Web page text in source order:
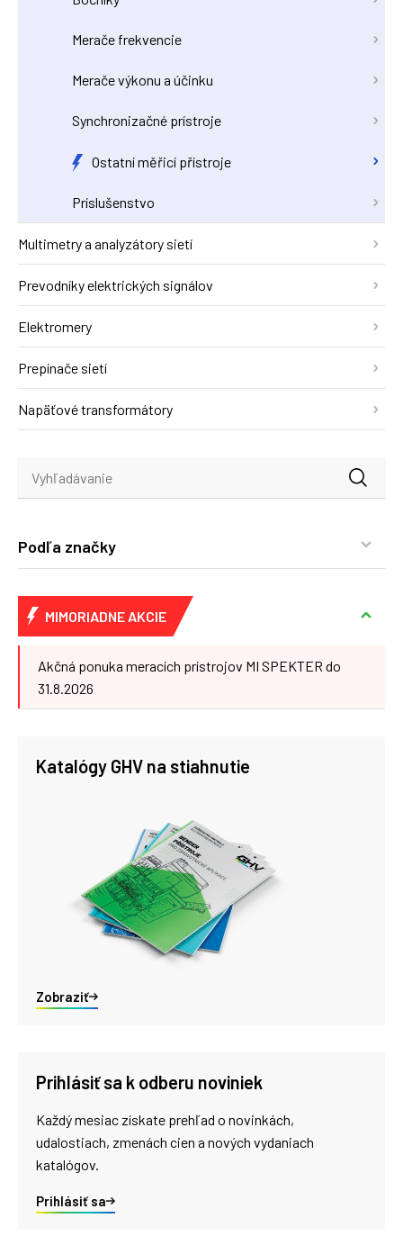
Merače frekvencie
Merače výkonu a účinku
Synchronizačné prístroje
Ostatní měřicí přístroje
Príslušenstvo
Multimetry a analyzátory sietí
Prevodníky elektrických signálov
Elektromery
Prepínače sietí
Napäťové transformátory
Podľa značky
MIMORIADNE AKCIE
Akčná ponuka meracích prístrojov MI SPEKTER do
31.8.2026
Katalógy GHV na stiahnutie
Zobraziť
Prihlásiť sa k odberu noviniek
Každý mesiac získate prehľad o novinkách,
udalostiach, zmenách cien a nových vydaniach
katalógov.
Prihlásiť sa